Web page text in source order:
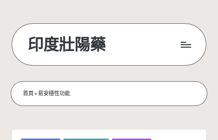
content
印度壯陽藥
首頁»易安穩性功能